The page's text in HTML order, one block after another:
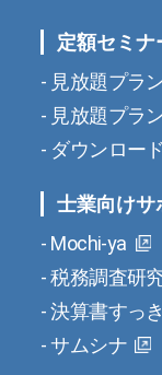
定額セミナ
見放題プラ
見放題プラ
ダウンロー
士業向けサ
Mochi-ya
税務調査研
決算書すっ
サムシナ